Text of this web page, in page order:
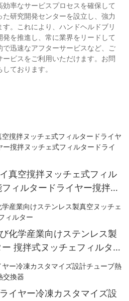
率なサービスプロセスを確保して
研究開発センターを設立し、強力
。これにより、ハンドヘルドブリ
を推進し、常に業界をリードして
迅速なアフターサービスなど、ご
ビスをご利用いただけます。お問
ております。
真空撹拌ヌッチェ式フィル
ィルタードライヤー撹拌ヌ
イヤー
化学産業向けステンレス製
撹拌式ヌッチェフィルタ
イヤー冷凍カスタマイズ設